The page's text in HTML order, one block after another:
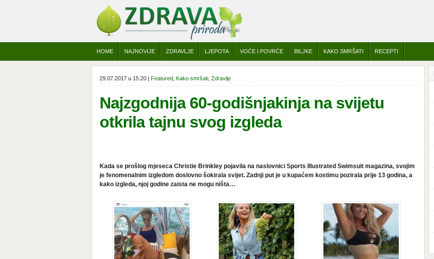
HOME NAJNOVIJE ZDRAVLJE LJEPOTA VOĆE I POVRĆE BILJKE KAKO SMRŠATI RECEPTI
29.07.2017 u 15:20 | Featured Kako smršati Zdravlje
Najzgodnija 60-godišnjakinja na svijetu
otkrila tajnu svog izgleda
Kada se prošlog mjeseca Christie Brinkley pojavila na naslovnici Sports Illustrated Swimsuit magazina, svojim
je fenomenalnim izgledom doslovno šokirala svijet. Zadnji put je u kupaćem kostimu pozirala prije 13 godina, a
kako izgleda, njoj godine zaista ne mogu ništa…